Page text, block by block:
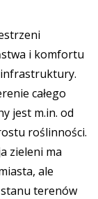
i komfortu
infrastruktury.
całego
jest m.in. od
roślinności.
zieleni ma
ale
terenów